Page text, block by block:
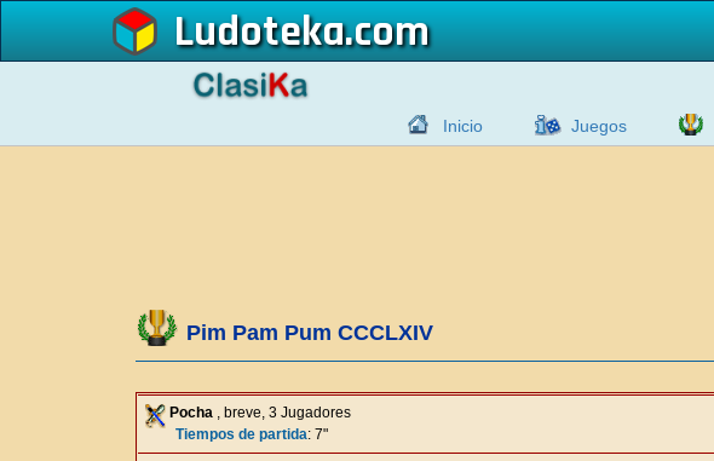
Ludoteka
Inicio Juegos
Pim Pam Pum CCCLXIV
Pocha , breve, 3 Jugadores
Tiempos de partida: 7"